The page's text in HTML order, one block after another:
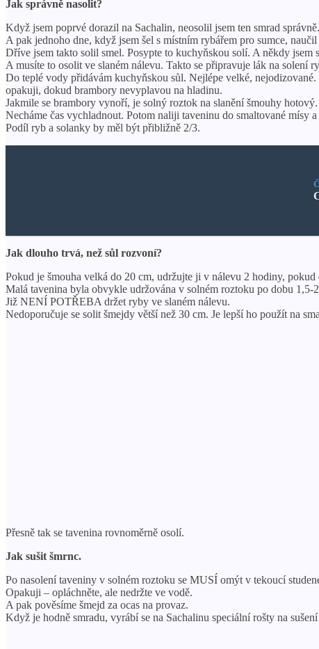
Jak správně nasolit?
Když jsem poprvé dorazil na Sachalin, neosolil jsem ten smrad
A pak jednoho dne, když jsem šel s místním rybářem pro sumce,
Dříve jsem takto solil smel. Posypte to kuchyňskou solí. A někdy
A musíte to osolit ve slaném nálevu. Takto se připravuje lák na solení
Do teplé vody přidávám kuchyňskou sůl. Nejlépe velké,
opakuji, dokud brambory nevyplavou na hladinu.
Jakmile se brambory vynoří, je solný roztok na slanění šmouhy hotový.
Necháme čas vychladnout. Potom naliji taveninu do smaltované mísy
Podíl ryb a solanky by měl být přibližně 2/3.
Jak dlouho trvá, než sůl rozvoní?
Pokud je šmouha velká do 20 cm, udržujte ji v nálevu 2 hodiny,
Malá tavenina byla obvykle udržována v solném roztoku po dobu
Již NENÍ POTŘEBA držet ryby ve slaném nálevu.
Nedoporučuje se solit šmejdy větší než 30 cm. Je lepší ho použít na
Přesně tak se tavenina rovnoměrně osolí.
Jak sušit šmrnc.
Po nasolení taveniny v solném roztoku se MUSÍ omýt v tekoucí
Opakuji – opláchněte, ale nedržte ve vodě.
A pak pověsíme šmejd za ocas na provaz.
Když je hodně smradu, vyrábí se na Sachalinu speciální rošty na